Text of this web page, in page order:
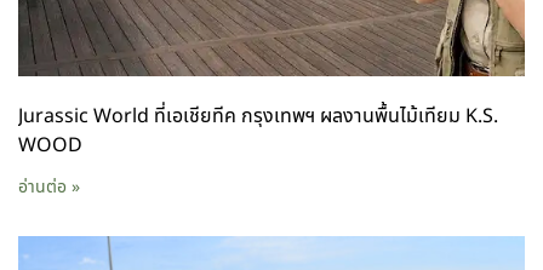
Jurassic World ที่เอเชียทีค กรุงเทพฯ ผลงานพื้นไม้เทียม K.S.
WOOD
อ่านต่อ »